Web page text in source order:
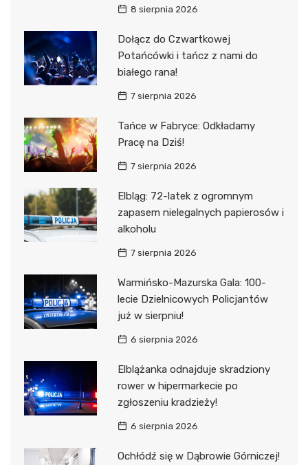
8 sierpnia 2026
Dołącz do Czwartkowej
Potańcówki i tańcz z nami do
białego rana!
7 sierpnia 2026
Tańce w Fabryce: Odkładamy
Pracę na Dziś!
7 sierpnia 2026
Elbląg: 72-latek z ogromnym
zapasem nielegalnych papierosów i
alkoholu
7 sierpnia 2026
Warmińsko-Mazurska Gala: 100-
lecie Dzielnicowych Policjantów
już w sierpniu!
6 sierpnia 2026
Elblążanka odnajduje skradziony
rower w hipermarkecie po
zgłoszeniu kradzieży!
6 sierpnia 2026
Ochłódź się w Dąbrowie Górniczej!